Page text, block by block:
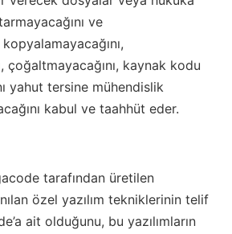
ve
çoğaltmayacağını, kaynak kodu
yahut tersine mühendislik
kabul ve taahhüt eder.
tarafından üretilen
özel yazılım tekniklerinin telif
ait olduğunu, bu yazılımların